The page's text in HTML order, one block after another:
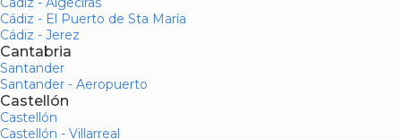
Cádiz - El Puerto de Sta María
Cádiz - Jerez
Cantabria
Santander
Santander - Aeropuerto
Castellón
Castellón
Castellón - Villarreal